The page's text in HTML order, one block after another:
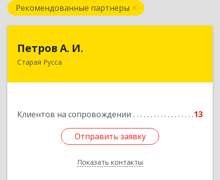
Рекомендованные партнеры
Петров А. И.
Старая Русса
Клиентов на сопровождении 13
Отправить заявку
Показать контакты
Отправить заявку
Назад